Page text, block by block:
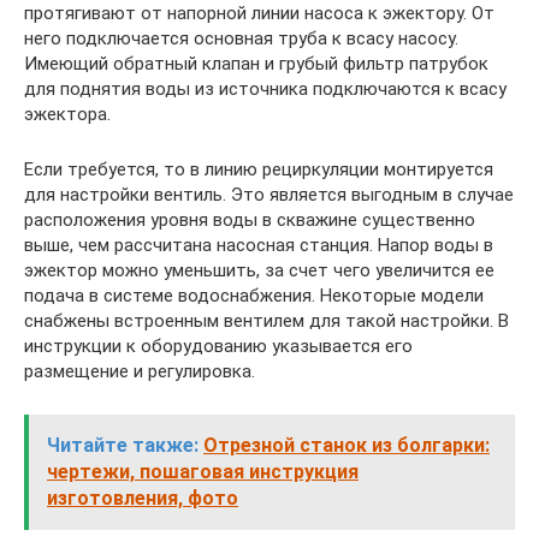
протягивают от напорной линии насоса к эжектору. От
него подключается основная труба к всасу насосу.
Имеющий обратный клапан и грубый фильтр патрубок
для поднятия воды из источника подключаются к всасу
эжектора.
Если требуется, то в линию рециркуляции монтируется
для настройки вентиль. Это является выгодным в случае
расположения уровня воды в скважине существенно
выше, чем рассчитана насосная станция. Напор воды в
эжектор можно уменьшить, за счет чего увеличится ее
подача в системе водоснабжения. Некоторые модели
снабжены встроенным вентилем для такой настройки. В
инструкции к оборудованию указывается его
размещение и регулировка.
Читайте также: Отрезной станок из болгарки:
чертежи, пошаговая инструкция
изготовления, фото